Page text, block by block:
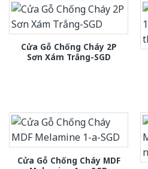
Cửa Gỗ Chống Cháy 2P
Sơn Xám Trắng-SGD
Cửa Gỗ Chống Cháy MDF